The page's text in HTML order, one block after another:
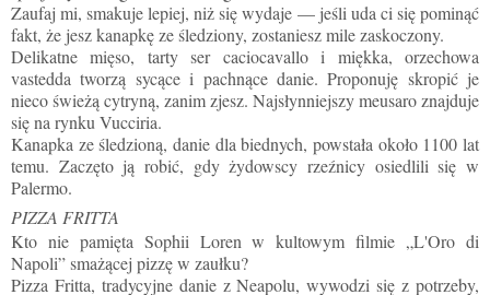
Zaufaj mi, smakuje lepiej, niż się wydaje — jeśli uda ci się pominąć
fakt, że jesz kanapkę ze śledziony, zostaniesz mile zaskoczony.
Delikatne mięso, tarty ser caciocavallo i miękka, orzechowa
vastedda tworzą sycące i pachnące danie. Proponuję skropić je
nieco świeżą cytryną, zanim zjesz. Najsłynniejszy meusaro znajduje
się na rynku Vucciria.
Kanapka ze śledzioną, danie dla biednych, powstała około 1100 lat
temu. Zaczęto ją robić, gdy żydowscy rzeźnicy osiedlili się w
Palermo.
PIZZA FRITTA
Kto nie pamięta Sophii Loren w kultowym filmie „L'Oro di
Napoli” smażącej pizzę w zaułku?
Pizza Fritta, tradycyjne danie z Neapolu, wywodzi się z potrzeby,